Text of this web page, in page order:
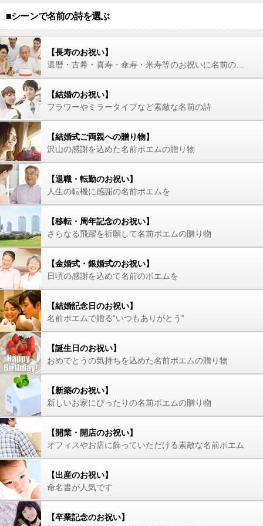
■シーンで名前の詩を選ぶ
【長寿のお祝い】
【結婚のお祝い】
フラワーやミラータイプなど素敵な名前の詩
【結婚式ご両親への贈り物】
沢山の感謝を込めた名前ポエムの贈り物
【退職・転勤のお祝い】
人生の転機に感謝の名前ポエムを
【移転・周年記念のお祝い】
さらなる飛躍を祈願して名前ポエムの贈り物
【金婚式・銀婚式のお祝い】
日頃の感謝を込めて名前のポエムを
【結婚記念日のお祝い】
名前ポエムで贈る“いつもありがとう”
【誕生日のお祝い】
おめでとうの気持ちを込めた名前ポエムの贈り物
【新築のお祝い】
新しいお家にぴったりの名前ポエムの贈り物
【開業・開店のお祝い】
オフィスやお店に飾っていただける素敵な名前ポエム
【出産のお祝い】
命名書が人気です
【卒業記念のお祝い】